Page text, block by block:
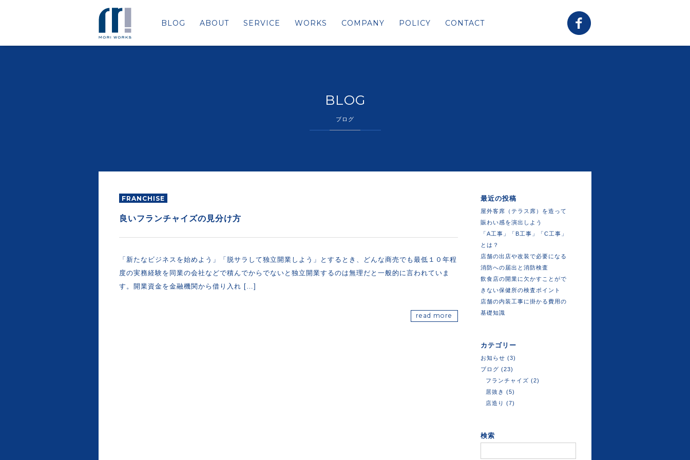
BLOG ABOUT SERVICE WORKS COMPANY POLICY CONTACT
BLOG
ブログ
FRANCHISE
良いフランチャイズの見分け方
「新たなビジネスを始めよう」「脱サラして独立開業しよう」とするとき、どんな商売でも最低１０年程
度の実務経験を同業の会社などで積んでからでないと独立開業するのは無理だと一般的に言われていま
す。開業資金を金融機関から借り入れ […]
read more
最近の投稿
屋外客席（テラス席）を造って
賑わい感を演出しよう
「A工事」「B工事」「C工事」
とは？
店舗の出店や改装で必要になる
消防への届出と消防検査
飲食店の開業に欠かすことがで
きない保健所の検査ポイント
店舗の内装工事に掛かる費用の
基礎知識
カテゴリー
お知らせ (3)
ブログ (23)
フランチャイズ (2)
居抜き (5)
店造り (7)
検索